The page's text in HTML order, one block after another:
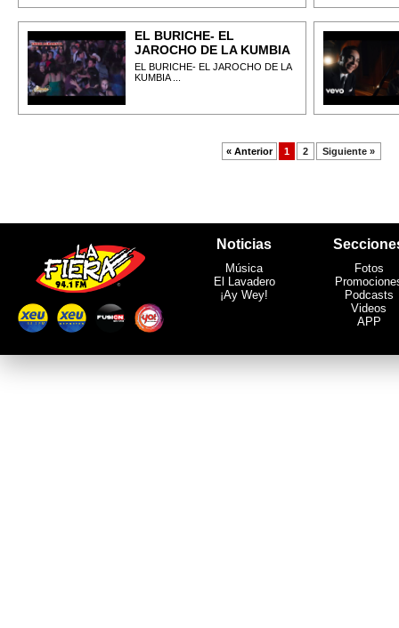
EL BURICHE- EL
JAROCHO DE LA KUMBIA
EL BURICHE- EL JAROCHO DE LA
KUMBIA ...
« Anterior 1 2 Siguiente »
Noticias
Música
El Lavadero
¡Ay Wey!
Fotos
Podcasts
Videos
APP